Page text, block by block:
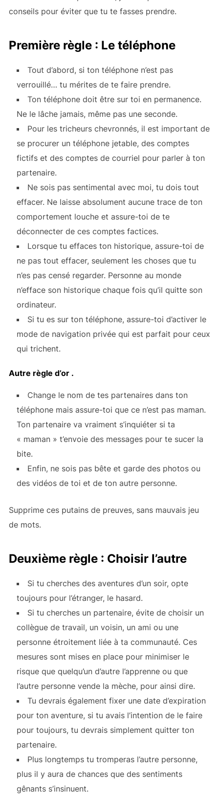
conseils pour éviter que tu te fasses prendre.
Première règle : Le téléphone
Tout d’abord, si ton téléphone n’est pas
verrouillé… tu mérites de te faire prendre.
Ton téléphone doit être sur toi en permanence.
Ne le lâche jamais, même pas une seconde.
Pour les tricheurs chevronnés, il est important de
se procurer un téléphone jetable, des comptes
fictifs et des comptes de courriel pour parler à ton
partenaire.
Ne sois pas sentimental avec moi, tu dois tout
effacer. Ne laisse absolument aucune trace de ton
comportement louche et assure-toi de te
déconnecter de ces comptes factices.
Lorsque tu effaces ton historique, assure-toi de
ne pas tout effacer, seulement les choses que tu
n’es pas censé regarder. Personne au monde
n’efface son historique chaque fois qu’il quitte son
ordinateur.
Si tu es sur ton téléphone, assure-toi d’activer le
mode de navigation privée qui est parfait pour ceux
qui trichent.
Autre règle d’or .
Change le nom de tes partenaires dans ton
téléphone mais assure-toi que ce n’est pas maman.
Ton partenaire va vraiment s’inquiéter si ta
« maman » t’envoie des messages pour te sucer la
bite.
Enfin, ne sois pas bête et garde des photos ou
des vidéos de toi et de ton autre personne.
Supprime ces putains de preuves, sans mauvais jeu
de mots.
Deuxième règle : Choisir l’autre
Si tu cherches des aventures d’un soir, opte
toujours pour l’étranger, le hasard.
Si tu cherches un partenaire, évite de choisir un
collègue de travail, un voisin, un ami ou une
personne étroitement liée à ta communauté. Ces
mesures sont mises en place pour minimiser le
risque que quelqu’un d’autre l’apprenne ou que
l’autre personne vende la mèche, pour ainsi dire.
Tu devrais également fixer une date d’expiration
pour ton aventure, si tu avais l’intention de le faire
pour toujours, tu devrais simplement quitter ton
partenaire.
Plus longtemps tu tromperas l’autre personne,
plus il y aura de chances que des sentiments
gênants s’insinuent.